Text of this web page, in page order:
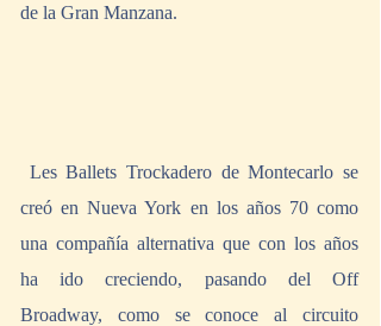
de la Gran Manzana.
creó en Nueva York en los años 70 como
una compañía alternativa que con los años
ha ido creciendo, pasando del Off
Broadway, como se conoce al circuito